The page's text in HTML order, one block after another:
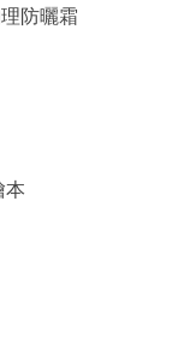
防曬霜
本